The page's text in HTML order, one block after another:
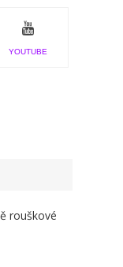
YOUTUBE
rouškové